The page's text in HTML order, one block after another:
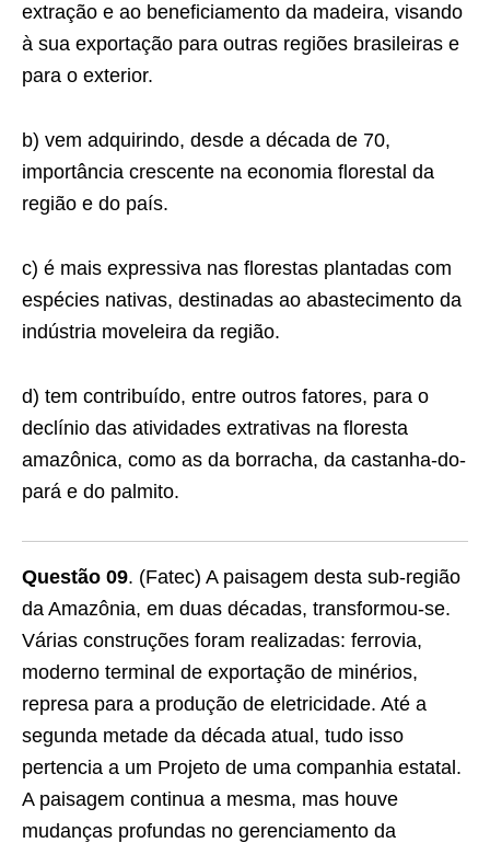
extração e ao beneficiamento da madeira, visando
à sua exportação para outras regiões brasileiras e
para o exterior.
b) vem adquirindo, desde a década de 70,
importância crescente na economia florestal da
região e do país.
c) é mais expressiva nas ﬂorestas plantadas com
espécies nativas, destinadas ao abastecimento da
indústria moveleira da região.
d) tem contribuído, entre outros fatores, para o
declínio das atividades extrativas na ﬂoresta
amazônica, como as da borracha, da castanha-do-
pará e do palmito.
Questão 09. (Fatec) A paisagem desta sub-região
da Amazônia, em duas décadas, transformou-se.
Várias construções foram realizadas: ferrovia,
moderno terminal de exportação de minérios,
represa para a produção de eletricidade. Até a
segunda metade da década atual, tudo isso
pertencia a um Projeto de uma companhia estatal.
A paisagem continua a mesma, mas houve
mudanças profundas no gerenciamento da